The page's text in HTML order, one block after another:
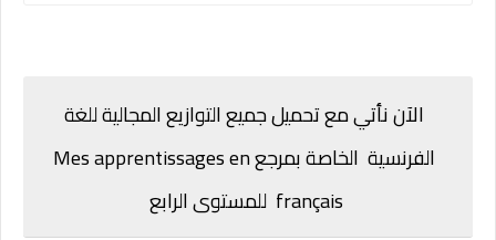
الآن نأتي مع تحميل جميع التوازيع المجالية للغة
الفرنسية الخاصة بمرجعMes apprentissages en
français للمستوى الرابع